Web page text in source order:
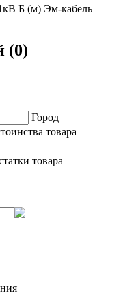
Б (м) Эм-кабель
(0)
Город
товара
товара